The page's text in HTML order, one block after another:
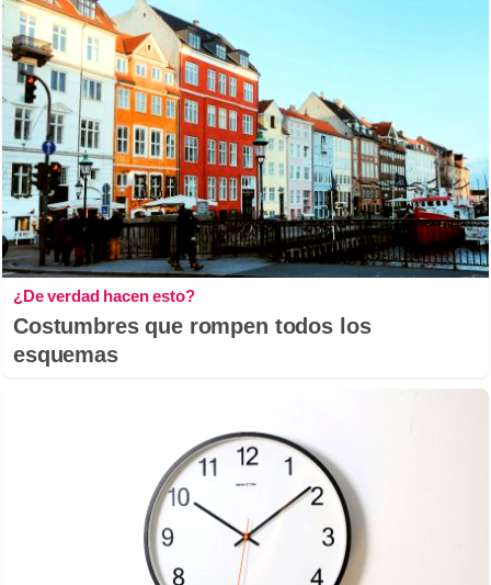
¿De verdad hacen esto?
Costumbres que rompen todos los
esquemas